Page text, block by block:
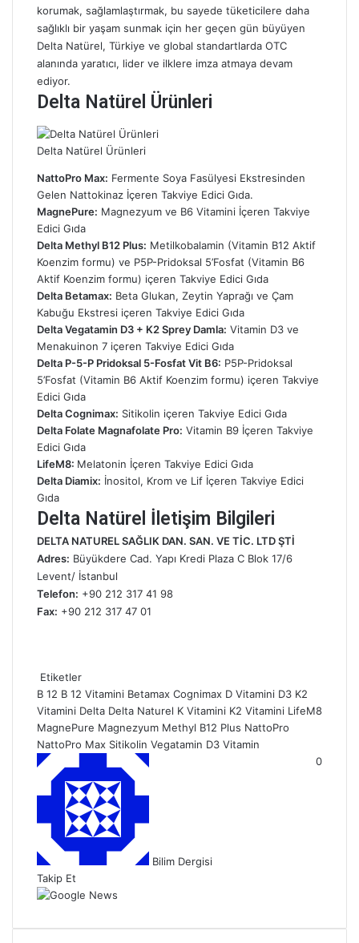
korumak, sağlamlaştırmak, bu sayede tüketicilere daha
sağlıklı bir yaşam sunmak için her geçen gün büyüyen
Delta Natürel, Türkiye ve global standartlarda OTC
alanında yaratıcı, lider ve ilklere imza atmaya devam
ediyor.
Delta Natürel Ürünleri
Delta Natürel Ürünleri
NattoPro Max: Fermente Soya Fasülyesi Ekstresinden
Gelen Nattokinaz İçeren Takviye Edici Gıda.
MagnePure: Magnezyum ve B6 Vitamini İçeren Takviye
Edici Gıda
Delta Methyl B12 Plus: Metilkobalamin (Vitamin B12 Aktif
Koenzim formu) ve P5P-Pridoksal 5’Fosfat (Vitamin B6
Aktif Koenzim formu) içeren Takviye Edici Gıda
Delta Betamax: Beta Glukan, Zeytin Yaprağı ve Çam
Kabuğu Ekstresi içeren Takviye Edici Gıda
Delta Vegatamin D3 + K2 Sprey Damla: Vitamin D3 ve
Menakuinon 7 içeren Takviye Edici Gıda
Delta P-5-P Pridoksal 5-Fosfat Vit B6: P5P-Pridoksal
5’Fosfat (Vitamin B6 Aktif Koenzim formu) içeren Takviye
Edici Gıda
Delta Cognimax: Sitikolin içeren Takviye Edici Gıda
Delta Folate Magnafolate Pro: Vitamin B9 İçeren Takviye
Edici Gıda
LifeM8: Melatonin İçeren Takviye Edici Gıda
Delta Diamix: İnositol, Krom ve Lif İçeren Takviye Edici
Gıda
Delta Natürel İletişim Bilgileri
DELTA NATUREL SAĞLIK DAN. SAN. VE TİC. LTD ŞTİ
Adres: Büyükdere Cad. Yapı Kredi Plaza C Blok 17/6
Levent/ İstanbul
Telefon: +90 212 317 41 98
Fax: +90 212 317 47 01
Etiketler
B 12 B 12 Vitamini Betamax Cognimax D Vitamini D3 K2
Vitamini Delta Delta Naturel K Vitamini K2 Vitamini LifeM8
MagnePure Magnezyum Methyl B12 Plus NattoPro
NattoPro Max Sitikolin Vegatamin D3 Vitamin
Bilim Dergisi
g
0
Takip Et